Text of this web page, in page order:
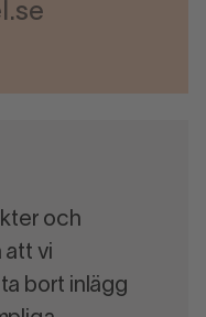
och
att vi
bort inlägg